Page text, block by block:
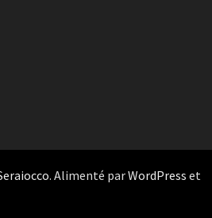
. Alimenté parWordPress et